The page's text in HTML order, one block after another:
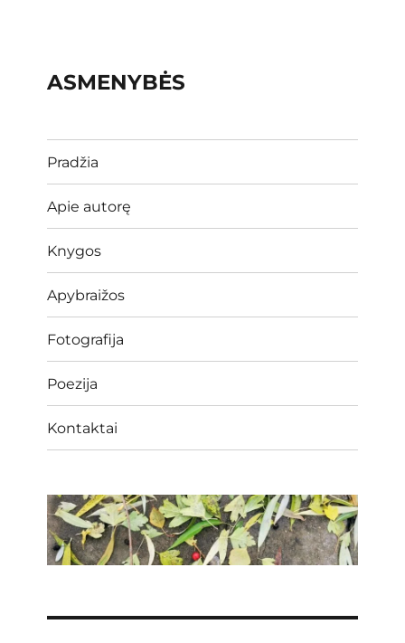
ASMENYBĖS
Pradžia
Apie autorę
Knygos
Apybraižos
Fotografija
Poezija
Kontaktai